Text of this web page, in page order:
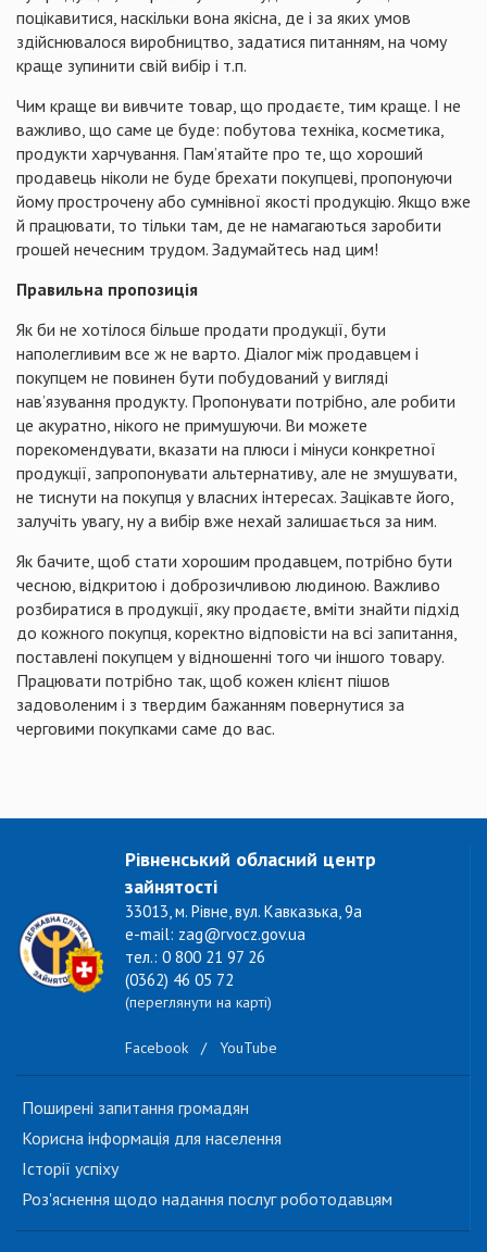
поцікавитися, наскільки вона якісна, де і за яких умов
здійснювалося виробництво, задатися питанням, на чому
краще зупинити свій вибір і т.п.
Чим краще ви вивчите товар, що продаєте, тим краще. І не
важливо, що саме це буде: побутова техніка, косметика,
продукти харчування. Пам’ятайте про те, що хороший
продавець ніколи не буде брехати покупцеві, пропонуючи
йому прострочену або сумнівної якості продукцію. Якщо вже
й працювати, то тільки там, де не намагаються заробити
грошей нечесним трудом. Задумайтесь над цим!
Правильна пропозиція
Як би не хотілося більше продати продукції, бути
наполегливим все ж не варто. Діалог між продавцем і
покупцем не повинен бути побудований у вигляді
нав’язування продукту. Пропонувати потрібно, але робити
це акуратно, нікого не примушуючи. Ви можете
порекомендувати, вказати на плюси і мінуси конкретної
продукції, запропонувати альтернативу, але не змушувати,
не тиснути на покупця у власних інтересах. Зацікавте його,
залучіть увагу, ну а вибір вже нехай залишається за ним.
Як бачите, щоб стати хорошим продавцем, потрібно бути
чесною, відкритою і доброзичливою людиною. Важливо
розбиратися в продукції, яку продаєте, вміти знайти підхід
до кожного покупця, коректно відповісти на всі запитання,
поставлені покупцем у відношенні того чи іншого товару.
Працювати потрібно так, щоб кожен клієнт пішов
задоволеним і з твердим бажанням повернутися за
черговими покупками саме до вас.
Рівненський обласний центр
зайнятості
33013, м. Рівне, вул. Кавказька, 9а
e-mail: zag@rvocz.gov.ua
тел.: 0 800 21 97 26
(0362) 46 05 72
(переглянути на карті)
Facebook / YouTube
Поширені запитання громадян
Корисна інформація для населення
Історії успіху
Роз'яснення щодо надання послуг роботодавцям